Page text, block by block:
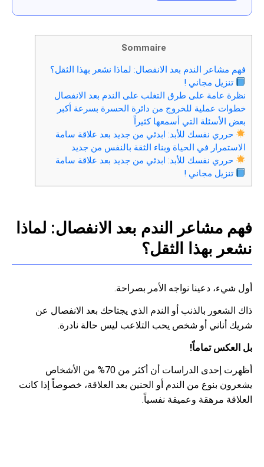
Sommaire
فهم مشاعر الندم بعد الانفصال: لماذا نشعر بهذا الثقل؟
تنزيل مجاني !
نظرة عامة على طرق التغلب على الندم بعد الانفصال
خطوات عملية للخروج من دائرة الحسرة بسرعة أكبر
بعض الأسئلة التي أسمعها كثيراً
حرري نفسك للأبد: ابدئي من جديد بعد علاقة سامة
الاستمرار في الحياة وبناء الثقة بالنفس من جديد
حرري نفسك للأبد: ابدئي من جديد بعد علاقة سامة
تنزيل مجاني !
فهم مشاعر الندم بعد الانفصال: لماذا
نشعر بهذا الثقل؟
أول شيء، دعينا نواجه الأمر بصراحة.
ذاك الشعور بالذنب أو الندم الذي يجتاحك بعد الانفصال عن
شريك أناني أو شخص يحب التلاعب ليس حالة نادرة.
بل العكس تماماً!
أظهرت إحدى الدراسات أن أكثر من 70% من الأشخاص
يشعرون بنوع من الندم أو الحنين بعد العلاقة، خصوصاً إذا كانت
العلاقة مرهقة وعميقة نفسياً.